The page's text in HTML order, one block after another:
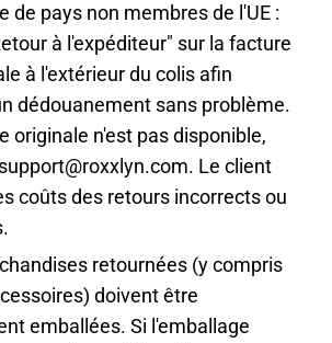
de pays non membres de l'UE :
à l'expéditeur" sur la facture
à l'extérieur du colis afin
dédouanement sans problème.
originale n'est pas disponible,
Le client
coûts des retours incorrects ou
retournées (y compris
doivent être
emballées. Si l'emballage